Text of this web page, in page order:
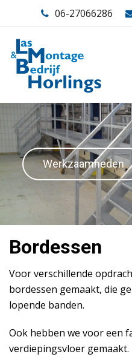
06-27066286
Werkzaamheden
Bordessen
Voor verschillende
bordessen gemaakt, die
lopende banden.
Ook hebben we voor een
verdiepingsvloer gemaakt.